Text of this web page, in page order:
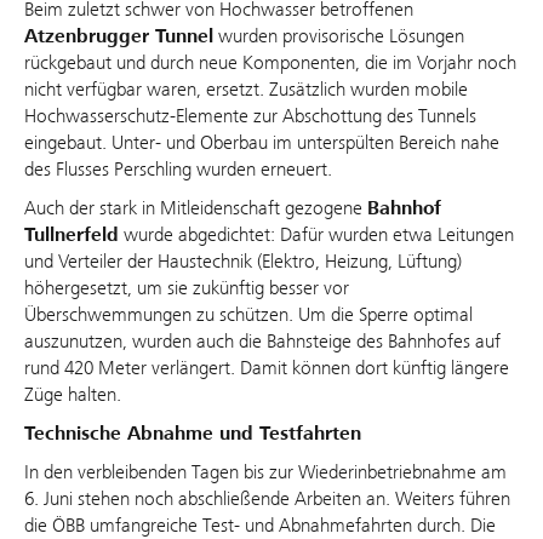
Beim zuletzt schwer von Hochwasser betroffenen
Atzenbrugger Tunnel wurden provisorische Lösungen
rückgebaut und durch neue Komponenten, die im Vorjahr noch
nicht verfügbar waren, ersetzt. Zusätzlich wurden mobile
Hochwasserschutz-Elemente zur Abschottung des Tunnels
eingebaut. Unter- und Oberbau im unterspülten Bereich nahe
des Flusses Perschling wurden erneuert.
Auch der stark in Mitleidenschaft gezogene Bahnhof
Tullnerfeld wurde abgedichtet: Dafür wurden etwa Leitungen
und Verteiler der Haustechnik (Elektro, Heizung, Lüftung)
höhergesetzt, um sie zukünftig besser vor
Überschwemmungen zu schützen. Um die Sperre optimal
auszunutzen, wurden auch die Bahnsteige des Bahnhofes auf
rund 420 Meter verlängert. Damit können dort künftig längere
Züge halten.
Technische Abnahme und Testfahrten
In den verbleibenden Tagen bis zur Wiederinbetriebnahme am
6. Juni stehen noch abschließende Arbeiten an. Weiters führen
die ÖBB umfangreiche Test- und Abnahmefahrten durch. Die